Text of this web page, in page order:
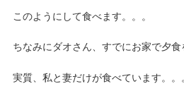
このようにして食べます。。。
ちなみにダオさん、すでにお家で夕食
実質、私と妻だけが食べています。。